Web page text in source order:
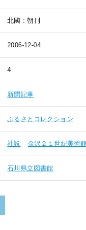
北國：朝刊
2006-12-04
4
新聞記事
ふるさとコレクション
社説 金沢２１世紀美術
石川県立図書館